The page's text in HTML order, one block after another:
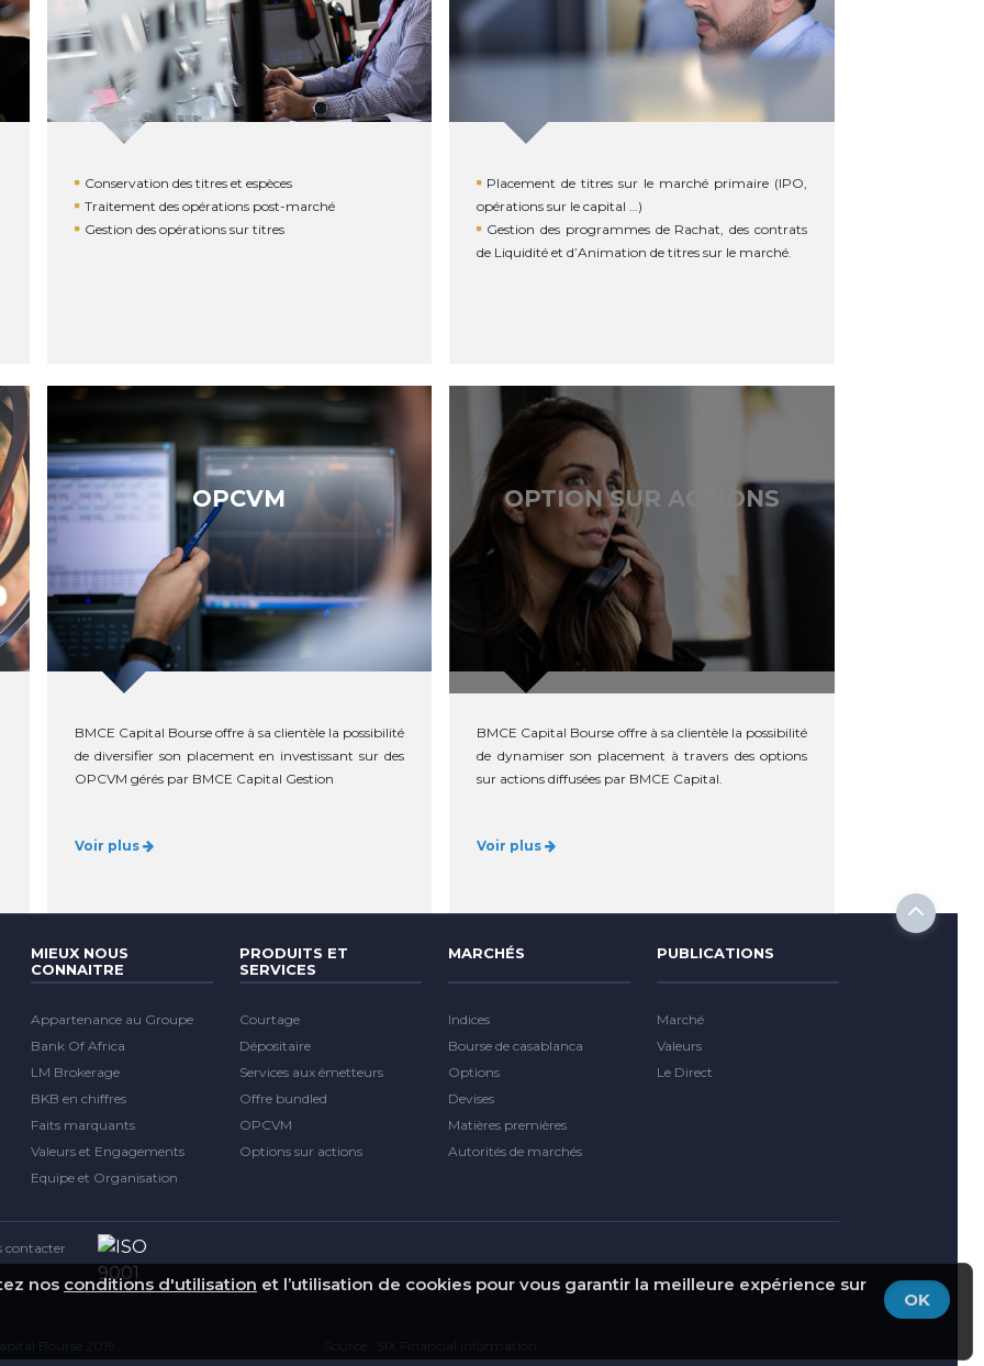
Conservation des titres et espèces
Traitement des opérations post-marché
Gestion des opérations sur titres
Placement de titres sur le marché primaire (IPO,
opérations sur le capital …)
Gestion des programmes de Rachat, des contrats
de Liquidité et d’Animation de titres sur le marché.
OPCVM
BMCE Capital Bourse offre à sa clientèle la possibilité
de diversifier son placement en investissant sur des
OPCVM gérés par BMCE Capital Gestion
Voir plus
OPTION SUR ACTIONS
BMCE Capital Bourse offre à sa clientèle la possibilité
de dynamiser son placement à travers des options
sur actions diffusées par BMCE Capital.
Voir plus
OK
nos conditions d'utilisation et l’utilisation de cookies pour vous garantir la meilleure expérience sur
MIEUX NOUS
CONNAITRE
Appartenance au Groupe
Bank Of Africa
LM Brokerage
BKB en chiffres
Faits marquants
Valeurs et Engagements
Equipe et Organisation
PRODUITS ET
SERVICES
Courtage
Dépositaire
Services aux émetteurs
Offre bundled
OPCVM
Options sur actions
MARCHÉS
Indices
Bourse de casablanca
Options
Devises
Matières premières
Autorités de marchés
PUBLICATIONS
Marché
Valeurs
Le Direct
contacter